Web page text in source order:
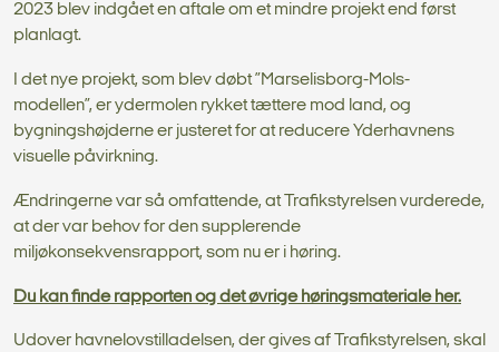
2023 blev indgået en aftale om et mindre projekt end først
planlagt.
I det nye projekt, som blev døbt ”Marselisborg-Mols-
modellen”, er ydermolen rykket tættere mod land, og
bygningshøjderne er justeret for at reducere Yderhavnens
visuelle påvirkning.
Ændringerne var så omfattende, at Trafikstyrelsen vurderede,
at der var behov for den supplerende
miljøkonsekvensrapport, som nu er i høring.
Du kan finde rapporten og det øvrige høringsmateriale her.
Udover havnelovstilladelsen, der gives af Trafikstyrelsen, skal